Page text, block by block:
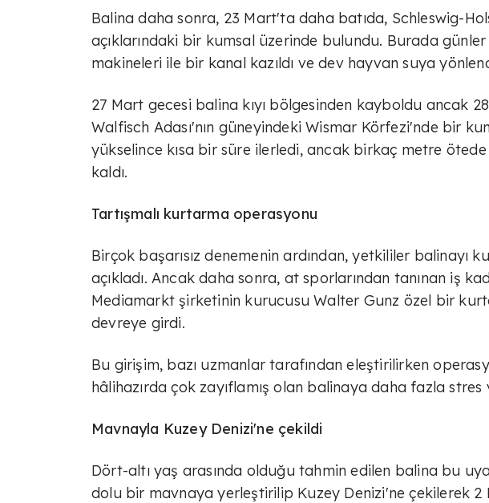
Balina daha sonra, 23 Mart'ta daha batıda, Schleswig-
açıklarındaki bir kumsal üzerinde bulundu. Burada
makineleri ile bir kanal kazıldı ve dev hayvan suya
27 Mart gecesi balina kıyı bölgesinden kayboldu ancak
Walfisch Adası'nın güneyindeki Wismar Körfezi'nde bir
yükselince kısa bir süre ilerledi, ancak birkaç metre
kaldı.
Tartışmalı kurtarma operasyonu
Birçok başarısız denemenin ardından, yetkililer balinayı
açıkladı. Ancak daha sonra, at sporlarından tanınan iş
Mediamarkt şirketinin kurucusu Walter Gunz özel bir
devreye girdi.
Bu girişim, bazı uzmanlar tarafından eleştirilirken
hâlihazırda çok zayıflamış olan balinaya daha fazla stres
Mavnayla Kuzey Denizi'ne çekildi
Dört-altı yaş arasında olduğu tahmin edilen balina bu
dolu bir mavnaya yerleştirilip Kuzey Denizi'ne çekilerek 2